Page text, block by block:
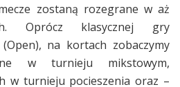
zostaną rozegrane w aż
Oprócz klasycznej gry
na kortach zobaczymy
w turnieju mikstowym,
w turnieju pocieszenia oraz –